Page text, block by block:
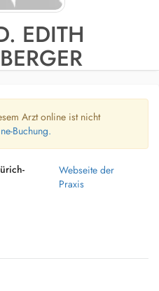
EDITH
Arzt online ist nicht
Buchung.
Webseite der
Praxis